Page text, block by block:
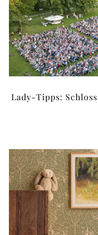
Lady-Tipps: